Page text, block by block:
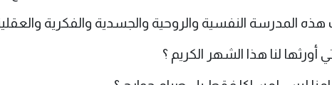
المدرسة النفسية والروحية والجسدية والفكرية
أورثها لنا هذا الشهر الكريم ؟